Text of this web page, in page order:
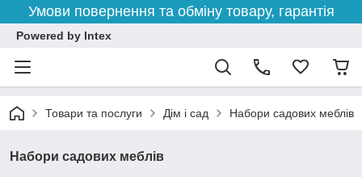
Умови повернення та обміну товару, гарантія
Powered by Intex
Товари та послуги Дім і сад Набори садових меблів
Набори садових меблів